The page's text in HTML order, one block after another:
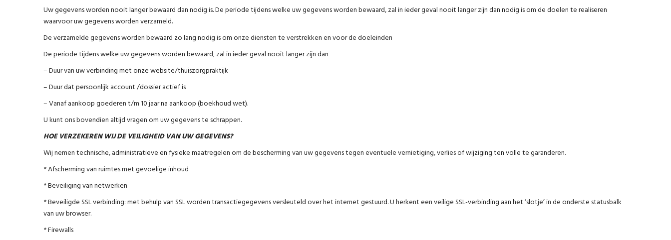
Uw gegevens worden nooit langer bewaard dan nodig is. De periode tijdens welke uw gegevens worden bewaard, zal in ieder geval nooit langer zijn dan nodig is om de doelen te realiseren
waarvoor uw gegevens worden verzameld.
De verzamelde gegevens worden bewaard zo lang nodig is om onze diensten te verstrekken en voor de doeleinden
De periode tijdens welke uw gegevens worden bewaard, zal in ieder geval nooit langer zijn dan
– Duur van uw verbinding met onze website/thuiszorgpraktijk
– Duur dat persoonlijk account /dossier actief is
– Vanaf aankoop goederen t/m 10 jaar na aankoop (boekhoud wet).
U kunt ons bovendien altijd vragen om uw gegevens te schrappen.
HOE VERZEKEREN WIJ DE VEILIGHEID VAN UW GEGEVENS?
Wij nemen technische, administratieve en fysieke maatregelen om de bescherming van uw gegevens tegen eventuele vernietiging, verlies of wijziging ten volle te garanderen.
* Afscherming van ruimtes met gevoelige inhoud
* Beveiliging van netwerken
* Beveiligde SSL verbinding: met behulp van SSL worden transactiegegevens versleuteld over het internet gestuurd. U herkent een veilige SSL-verbinding aan het ‘slotje’ in de onderste statusbalk
van uw browser.
* Firewalls